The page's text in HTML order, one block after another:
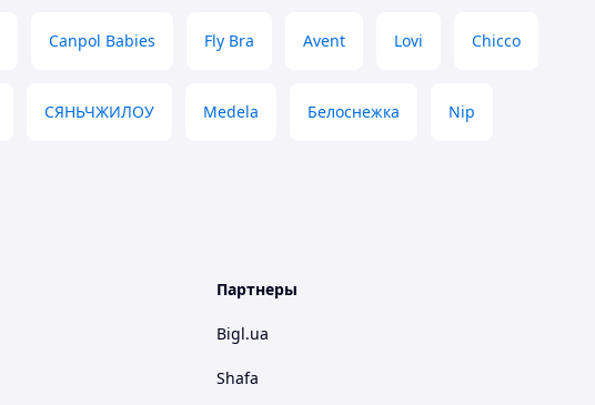
Canpol Babies Fly Bra Avent Lovi Chicco
СЯНЬЧЖИЛОУ Medela Белоснежка Nip
Партнеры
Bigl.ua
Shafa